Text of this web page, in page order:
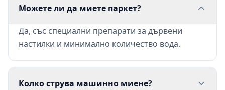
Можете ли да миете паркет?
Да, със специални препарати за дървени
настилки и минимално количество вода.
Колко струва машинно миене?